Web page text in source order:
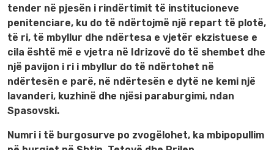
tender në pjesën i rindërtimit të institucioneve
penitenciare, ku do të ndërtojmë një repart të plotë,
të ri, të mbyllur dhe ndërtesa e vjetër ekzistuese e
cila është më e vjetra në Idrizovë do të shembet dhe
një pavijon i ri i mbyllur do të ndërtohet në
ndërtesën e parë, në ndërtesën e dytë ne kemi një
lavanderi, kuzhinë dhe njësi paraburgimi, ndan
Spasovski.
Numri i të burgosurve po zvogëlohet, ka mbipopullim